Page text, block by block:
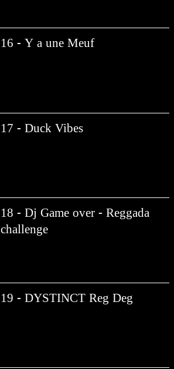
16 - Y a une Meuf
17 - Duck Vibes
18 - Dj Game over - Reggada
challenge
19 - DYSTINCT Reg Deg